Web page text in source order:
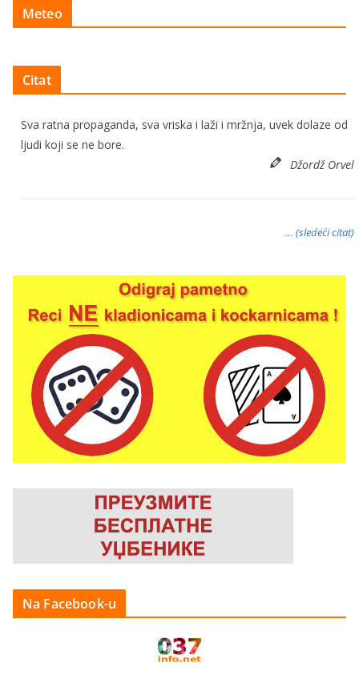
Meteo
Citat
Sva ratna propaganda, sva vriska i laži i mržnja, uvek dolaze od
ljudi koji se ne bore.
Džordž Orvel
… (sledeći citat)
Na Facebook-u